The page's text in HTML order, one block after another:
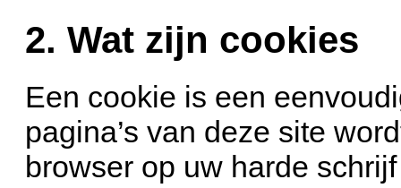
2. Wat zijn cookies
Een cookie is een
pagina’s van deze site
browser op uw harde